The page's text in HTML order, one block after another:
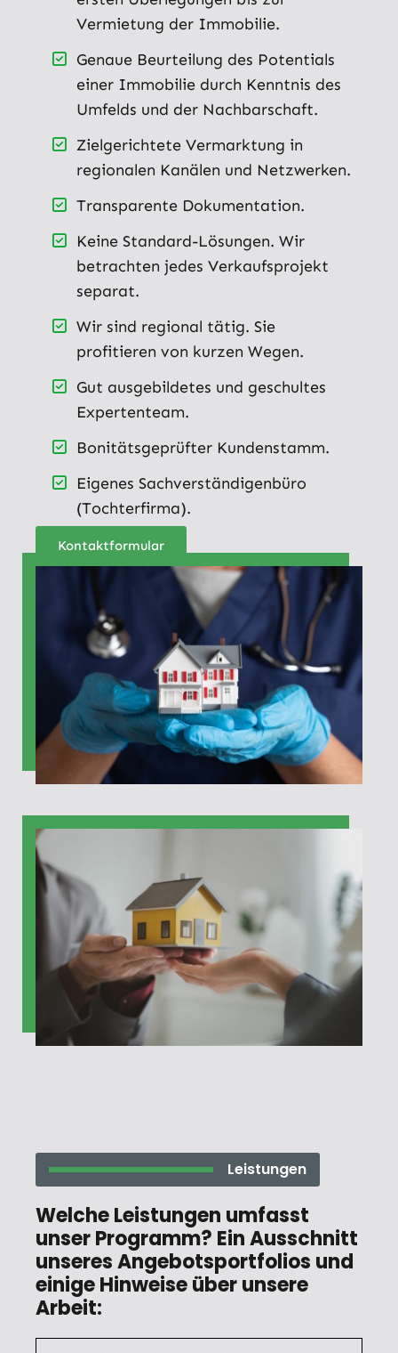
Vermietung der Immobilie.
Genaue Beurteilung des Potentials
einer Immobilie durch Kenntnis des
Umfelds und der Nachbarschaft.
Zielgerichtete Vermarktung in
regionalen Kanälen und Netzwerken.
Transparente Dokumentation.
Keine Standard-Lösungen. Wir
betrachten jedes Verkaufsprojekt
separat.
Wir sind regional tätig. Sie
profitieren von kurzen Wegen.
Gut ausgebildetes und geschultes
Expertenteam.
Bonitätsgeprüfter Kundenstamm.
Eigenes Sachverständigenbüro
(Tochterfirma).
Kontaktformular
Leistungen
Welche Leistungen umfasst
unser Programm? Ein Ausschnitt
unseres Angebotsportfolios und
einige Hinweise über unsere
Arbeit: